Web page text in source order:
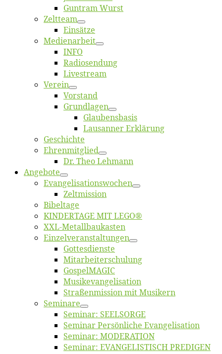
Gun­tram Wurst
Zelt­team
Ein­sät­ze
Me­di­en­ar­beit
INFO
Ra­dio­sen­dung
Live­stream
Ver­ein
Vor­stand
Grund­la­gen
Glaubens­ba­sis
Lausan­ner Erklärung
Ge­schich­te
Eh­ren­mit­glied
Dr. Theo Lehmann
An­ge­bo­te
Evangelisa­tions­wo­chen
Zelt­mis­si­on
Bi­bel­ta­ge
KINDERTAGE MIT LEGO®
XXL-Me­­tal­l­­bau­­kas­­ten
Einzelver­an­stal­tungen
Got­tes­diens­te
Mitarbeiter­schulung
Gos­pel­MA­GIC
Musikevan­ge­li­sa­tion
Straßenmis­sion mit Musikern
Se­mi­na­re
Se­mi­nar: SEELSORGE
Se­mi­nar Per­sön­li­che Evangelisation
Se­mi­nar: MODERATION
Se­mi­nar: EVANGELISTISCH PREDIGEN